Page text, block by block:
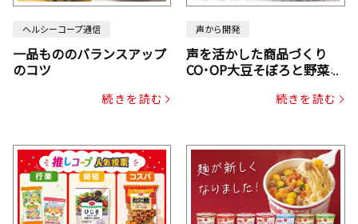
ヘルシーコープ通信
一品もののバランスアップ
のコツ
続きを読む
声から開発
声を活かした商品づくり
CO･OP大豆そぼろと野菜ミ
じん・コーン入り）続きを読む